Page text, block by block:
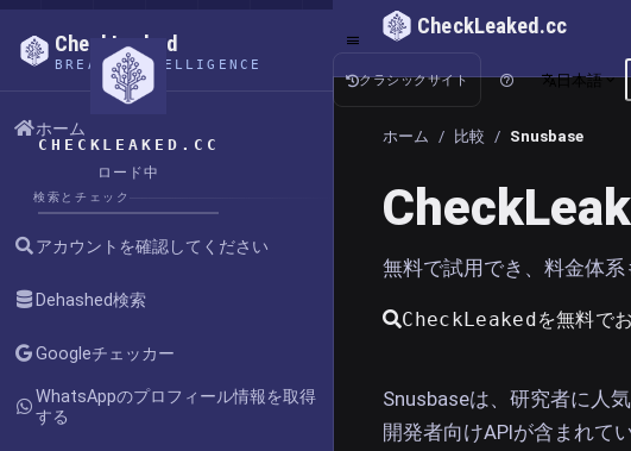
CHECKLEAKED.CC
ロード中
CheckLeaked
BREACH INTELLIGENCE
ホーム
検索とチェック
アカウントを確認してください
Dehashed検索
Googleチェッカー
WhatsAppのプロフィール情報を取得
する
CheckLeaked.cc
クラシックサイト 日本語
ホーム / 比較 / Snusbase
無料で試用でき、料金体系
CheckLeakedを無料で
Snusbaseは、研究者に人
開発者向けAPIが含まれて